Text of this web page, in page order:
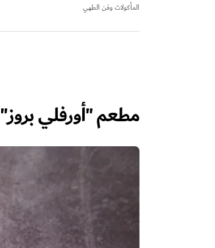
المأكولات وفن الطهي
مطعم "أورفلي بروز"